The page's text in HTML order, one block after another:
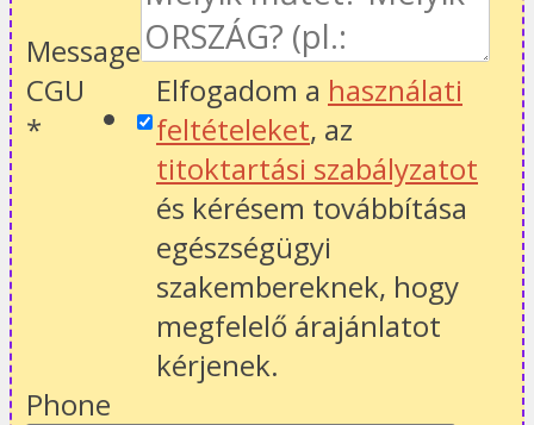
Message
CGU
*
Elfogadom a használati
feltételeket, az
titoktartási szabályzatot
és kérésem továbbítása
egészségügyi
szakembereknek, hogy
megfelelő árajánlatot
kérjenek.
Phone